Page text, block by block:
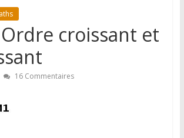
croissant et
16 Commentaires